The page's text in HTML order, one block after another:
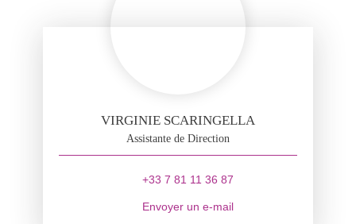
VIRGINIE SCARINGELLA
Assistante de Direction
+33 7 81 11 36 87
Envoyer un e-mail